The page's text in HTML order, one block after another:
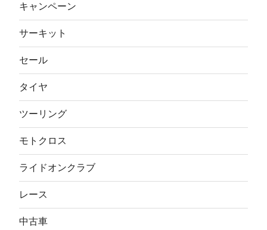
キャンペーン
サーキット
セール
タイヤ
ツーリング
モトクロス
ライドオンクラブ
レース
中古車